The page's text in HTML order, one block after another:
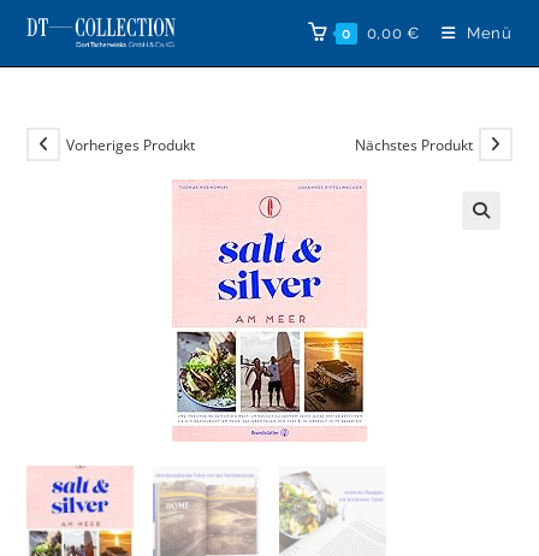
Zum
Inhalt
springen
0 0,00 € Menü
Vorheriges Produkt Nächstes Produkt